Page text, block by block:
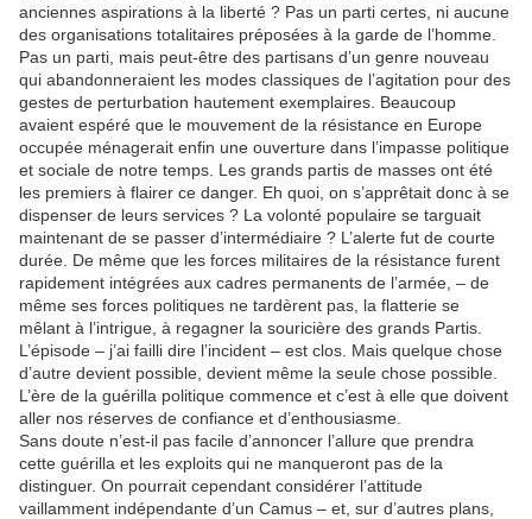
anciennes aspirations à la liberté ? Pas un parti certes, ni aucune
des organisations totalitaires préposées à la garde de l’homme.
Pas un parti, mais peut-être des partisans d’un genre nouveau
qui abandonneraient les modes classiques de l’agitation pour des
gestes de perturbation hautement exemplaires. Beaucoup
avaient espéré que le mouvement de la résistance en Europe
occupée ménagerait enfin une ouverture dans l’impasse politique
et sociale de notre temps. Les grands partis de masses ont été
les premiers à flairer ce danger. Eh quoi, on s’apprêtait donc à se
dispenser de leurs services ? La volonté populaire se targuait
maintenant de se passer d’intermédiaire ? L’alerte fut de courte
durée. De même que les forces militaires de la résistance furent
rapidement intégrées aux cadres permanents de l’armée, – de
même ses forces politiques ne tardèrent pas, la flatterie se
mêlant à l’intrigue, à regagner la souricière des grands Partis.
L’épisode – j’ai failli dire l’incident – est clos. Mais quelque chose
d’autre devient possible, devient même la seule chose possible.
L’ère de la guérilla politique commence et c’est à elle que doivent
aller nos réserves de confiance et d’enthousiasme.
Sans doute n’est-il pas facile d’annoncer l’allure que prendra
cette guérilla et les exploits qui ne manqueront pas de la
distinguer. On pourrait cependant considérer l’attitude
vaillamment indépendante d’un Camus – et, sur d’autres plans,